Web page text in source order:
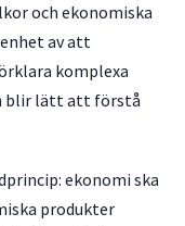
och ekonomiska
av att
komplexa
blir lätt att förstå
ekonomi ska
produkter